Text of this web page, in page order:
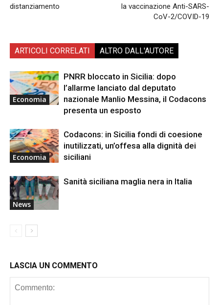
distanziamento
la vaccinazione Anti-SARS-
CoV-2/COVID-19
ARTICOLI CORRELATI ALTRO DALL'AUTORE
Economia
PNRR bloccato in Sicilia: dopo
l’allarme lanciato dal deputato
nazionale Manlio Messina, il Codacons
presenta un esposto
Economia
Codacons: in Sicilia fondi di coesione
inutilizzati, un’offesa alla dignità dei
siciliani
News
Sanità siciliana maglia nera in Italia
LASCIA UN COMMENTO